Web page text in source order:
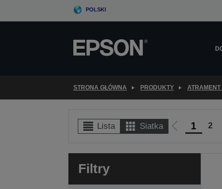
POLSKI
STRONA GŁÓWNA PRODUKTY ATRAMENT
Lista Siatka
Przejdź
poprzedniej
1 2
Filtry